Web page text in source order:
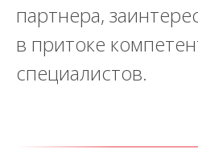
партнера,
в притоке
специалистов.